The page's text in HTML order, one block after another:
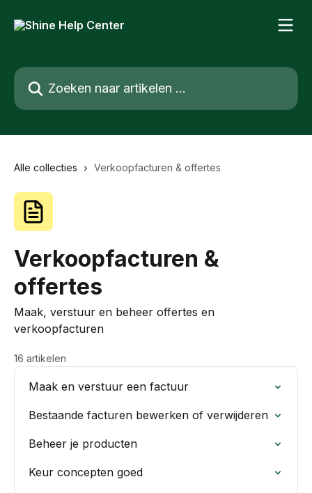
Zoeken naar artikelen ...
Alle collecties Verkoopfacturen & offertes
Verkoopfacturen &
offertes
Maak, verstuur en beheer offertes en
verkoopfacturen
16 artikelen
Maak en verstuur een factuur
Bestaande facturen bewerken of verwijderen
Beheer je producten
Keur concepten goed